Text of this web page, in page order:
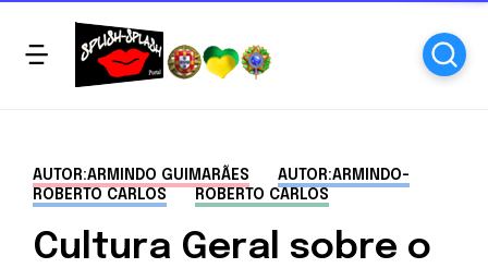
AUTOR:ARMINDO GUIMARÃES
AUTOR:ARMINDO-
ROBERTO CARLOS
ROBERTO CARLOS
Cultura Geral sobre o